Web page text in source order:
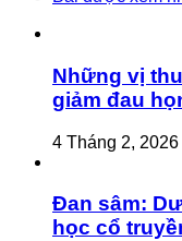
Những vị
giảm đau
4 Tháng 2, 2026
Đan sâm:
học cổ